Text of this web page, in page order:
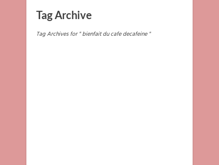
Tag Archive
Tag Archives for " bienfait du cafe decafeine "